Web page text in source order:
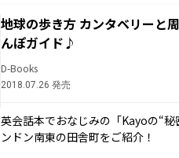
地球の歩き方 カンタベリーと
んぽガイド♪
D-Books
2018.07.26 発売
英会話本でおなじみの「Kayoの“
ンドン南東の田舎町をご紹介！